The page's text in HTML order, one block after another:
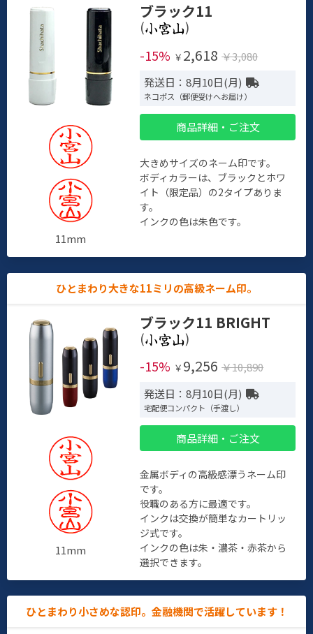
11mm
ブラック11
(
)
-15% ￥ 2,618 ￥3,080
発送日：8月10日(月)
ネコポス（郵便受けへお届け）
商品詳細・ご注文
大きめサイズのネーム印です。
ボディカラーは、ブラックとホワ
イト（限定品）の2タイプありま
す。
インクの色は朱色です。
ひとまわり大きな11ミリの高級ネーム印。
11mm
ブラック11 BRIGHT
(
)
-15% ￥ 9,256 ￥10,890
発送日：8月10日(月)
宅配便コンパクト（手渡し）
商品詳細・ご注文
金属ボディの高級感漂うネーム印
です。
役職のある方に最適です。
インクは交換が簡単なカートリッ
ジ式です。
インクの色は朱・濃茶・赤茶から
選択できます。
ひとまわり小さめな認印。金融機関で活躍しています！